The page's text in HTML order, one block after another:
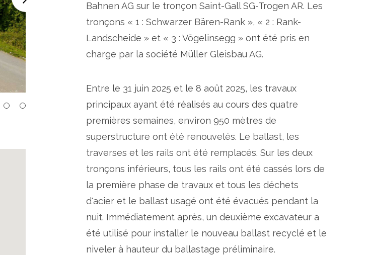
Renouvellement de la superstructure
Bahnen AG sur le tronçon Saint-Gall SG-Trogen AR. Les
tronçons « 1 : Schwarzer Bären-Rank », « 2 : Rank-
Landscheide » et « 3 : Vögelinsegg » ont été pris en
charge par la société Müller Gleisbau AG.
Entre le 31 juin 2025 et le 8 août 2025, les travaux
principaux ayant été réalisés au cours des quatre
premières semaines, environ 950 mètres de
superstructure ont été renouvelés. Le ballast, les
traverses et les rails ont été remplacés. Sur les deux
tronçons inférieurs, tous les rails ont été cassés lors de
la première phase de travaux et tous les déchets
d'acier et le ballast usagé ont été évacués pendant la
nuit. Immédiatement après, un deuxième excavateur a
été utilisé pour installer le nouveau ballast recyclé et le
niveler à hauteur du ballastage préliminaire.